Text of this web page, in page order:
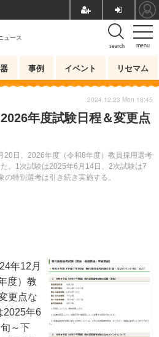
menu
search
ュース
事例 イベント リセマム
年度試験日程＆変更点
日、2026年度（令和8年度）教員採用選考
。1次試験は2025年6月14日、2次試験は7
特別選考は引き続き実施する。
2024.12.23 Mon 18:45
年12月
度）教
更点な
2025年6
～下